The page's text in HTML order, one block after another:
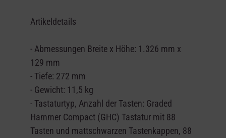
Artikeldetails
- Abmessungen Breite x Höhe: 1.326 mm x
129 mm
- Tiefe: 272 mm
- Gewicht: 11,5 kg
- Tastaturtyp, Anzahl der Tasten: Graded
Hammer Compact (GHC) Tastatur mit 88
Tasten und mattschwarzen Tastenkappen, 88